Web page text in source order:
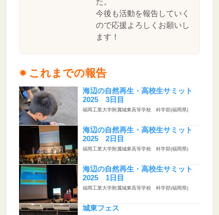
た。
今後も活動を報告していく
ので応援よろしくお願いし
ます！
これまでの報告
海辺の自然再生・高校生サミット
2025 3日目
福岡工業大学附属城東高等学校 科学部(福岡県)
海辺の自然再生・高校生サミット
2025 2日目
福岡工業大学附属城東高等学校 科学部(福岡県)
海辺の自然再生・高校生サミット
2025 1日目
福岡工業大学附属城東高等学校 科学部(福岡県)
城東フェス